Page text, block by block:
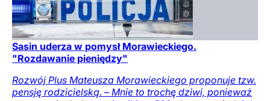
Sasin uderza w pomysł Morawieckiego.
"Rozdawanie pieniędzy"
Rozwój Plus Mateusza Morawieckiego proponuje tzw.
pensję rodzicielską. – Mnie to trochę dziwi, ponieważ